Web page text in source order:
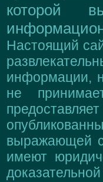
которой
Настоящий
информации,
не
выражающей
имеют